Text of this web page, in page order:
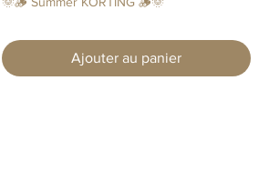
original
Ajouter au panier